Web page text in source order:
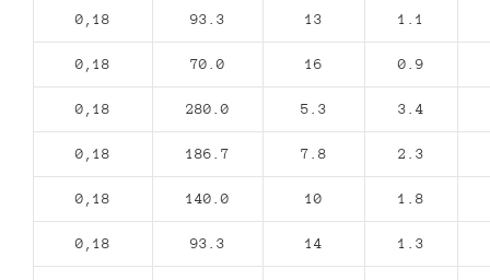
0,18 93.3 13 1.1
0,18 70.0 16 0.9
0,18 280.0 5.3 3.4
0,18 186.7 7.8 2.3
0,18 140.0 10 1.8
0,18 93.3 14 1.3